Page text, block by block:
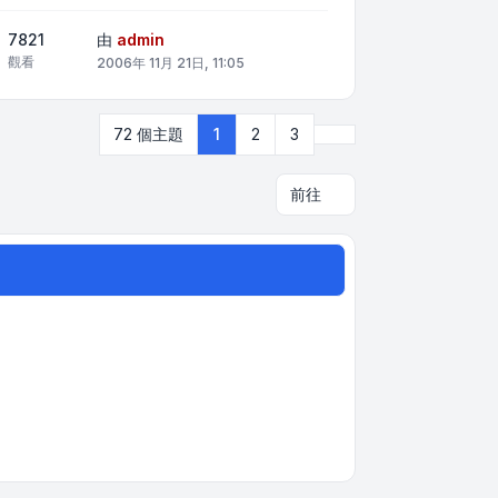
7821
觀看
由 admin
2006年 11月 21日, 11:05
72 個主題 1 2 3
前往